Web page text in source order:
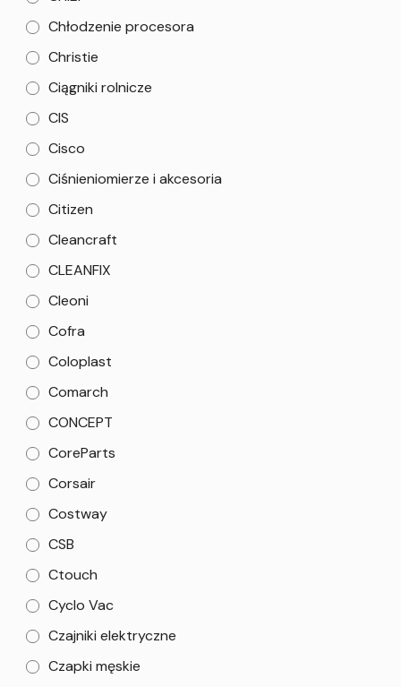
Chłodzenie procesora
Christie
Ciągniki rolnicze
CIS
Cisco
Ciśnieniomierze i akcesoria
Citizen
Cleancraft
CLEANFIX
Cleoni
Cofra
Coloplast
Comarch
CONCEPT
CoreParts
Corsair
Costway
CSB
Ctouch
Cyclo Vac
Czajniki elektryczne
Czapki męskie